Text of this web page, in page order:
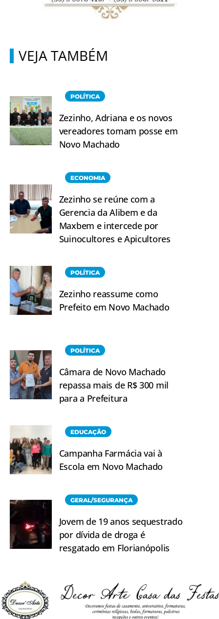
VEJA TAMBÉM
POLÍTICA
Zezinho, Adriana e os novos
vereadores tomam posse em
Novo Machado
ECONOMIA
Zezinho se reúne com a
Gerencia da Alibem e da
Maxbem e intercede por
Suinocultores e Apicultores
POLÍTICA
Zezinho reassume como
Prefeito em Novo Machado
POLÍTICA
Câmara de Novo Machado
repassa mais de R$ 300 mil
para a Prefeitura
EDUCAÇÃO
Campanha Farmácia vai à
Escola em Novo Machado
GERAL/SEGURANÇA
Jovem de 19 anos sequestrado
por dívida de droga é
resgatado em Florianópolis